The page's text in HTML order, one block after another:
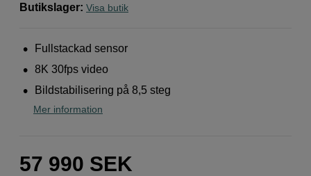
Butikslager: Visa butik
Fullstackad sensor
8K 30fps video
Bildstabilisering på 8,5 steg
Mer information
57 990 SEK